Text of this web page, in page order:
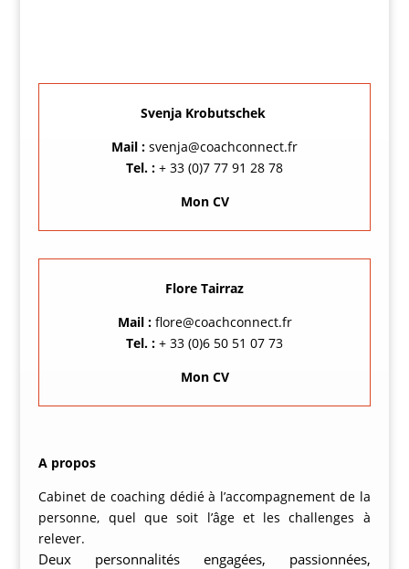
Svenja Krobutschek
Mail : svenja@coachconnect.fr
Tel. : + 33 (0)7 77 91 28 78
Mon CV
Flore Tairraz
Mail : flore@coachconnect.fr
Tel. : + 33 (0)6 50 51 07 73
Mon CV
A propos
Cabinet de coaching dédié à l’accompagnement de la
personne, quel que soit l’âge et les challenges à
relever.
Deux personnalités engagées, passionnées,